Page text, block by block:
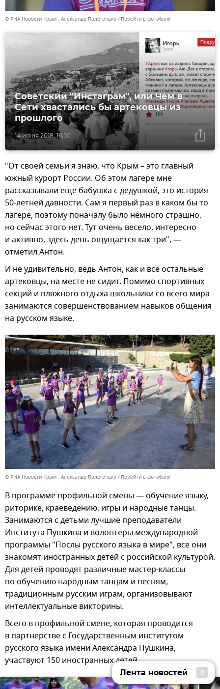
© РИА Новости Крым . Александр Полегенько Перейти в фотобанк
14 июня 2018, 16:50
Советский "Инстаграм", или Чем в
Сети хвастались бы артековцы из
прошлого
"От своей семьи я знаю, что Крым – это главный
южный курорт России. Об этом лагере мне
рассказывали еще бабушка с дедушкой, это история
50-летней давности. Сам я первый раз в каком бы то
лагере, поэтому поначалу было немного страшно,
но сейчас этого нет. Тут очень весело, интересно
и активно, здесь день ощущается как три", —
отметил Антон.
И не удивительно, ведь Антон, как и все остальные
артековцы, на месте не сидит. Помимо спортивных
секций и пляжного отдыха школьники со всего мира
занимаются совершенствованием навыков общения
на русском языке.
© РИА Новости Крым . Александр Полегенько Перейти в фотобанк
В программе профильной смены — обучение языку,
риторике, краеведению, игры и народные танцы.
Занимаются с детьми лучшие преподаватели
Института Пушкина и волонтеры международной
программы "Послы русского языка в мире", все они
знакомят иностранных детей с российской культурой.
Для детей проводят различные мастер-классы
по обучению народным танцам и песням,
традиционным русским играм, организовывают
интеллектуальные викторины.
Всего в профильной смене, которая проводится
в партнерстве с Государственным институтом
русского языка имени Александра Пушкина,
участвуют 150 иностранных детей.
Лента новостей 0
Лента новостей